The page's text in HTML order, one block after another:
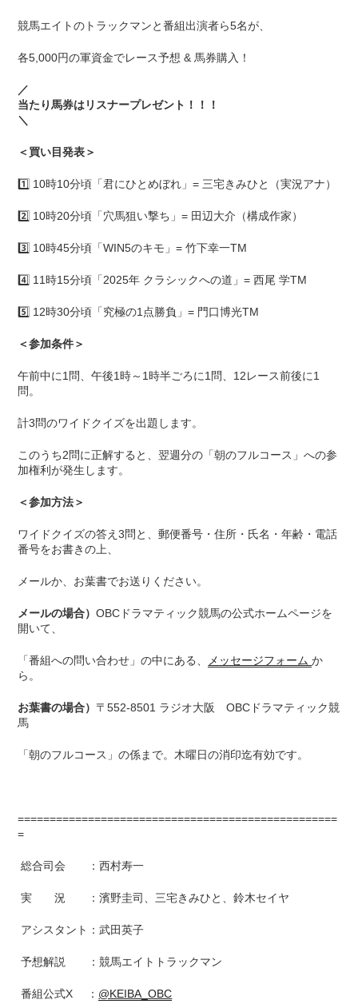
競馬エイトのトラックマンと番組出演者ら5名が、
各5,000円の軍資金でレース予想 & 馬券購入！
／
当たり馬券はリスナープレゼント！！！
＼
＜買い目発表＞
1️⃣ 10時10分頃「君にひとめぼれ」= 三宅きみひと（実況アナ）
2️⃣ 10時20分頃「穴馬狙い撃ち」= 田辺大介（構成作家）
3️⃣ 10時45分頃「WIN5のキモ」= 竹下幸一TM
4️⃣ 11時15分頃「2025年 クラシックへの道」= 西尾 学TM
5️⃣ 12時30分頃「究極の1点勝負」= 門口博光TM
＜参加条件＞
午前中に1問、午後1時～1時半ごろに1問、12レース前後に1
問。
計3問のワイドクイズを出題します。
このうち2問に正解すると、翌週分の「朝のフルコース」への参
加権利が発生します。
＜参加方法＞
ワイドクイズの答え3問と、郵便番号・住所・氏名・年齢・電話
番号をお書きの上、
メールか、お葉書でお送りください。
メールの場合）OBCドラマティック競馬の公式ホームページを
開いて、
「番組への問い合わせ」の中にある、 メッセージフォームか
ら。
お葉書の場合） 〒552-8501 ラジオ大阪 OBCドラマティック競
馬
「朝のフルコース」の係まで。木曜日の消印迄有効です。
==================================================
=
総合司会 ：西村寿一
実 況 ：濱野圭司、三宅きみひと、鈴木セイヤ
アシスタント：武田英子
予想解説 ：競馬エイトトラックマン
番組公式X ： @KEIBA_OBC